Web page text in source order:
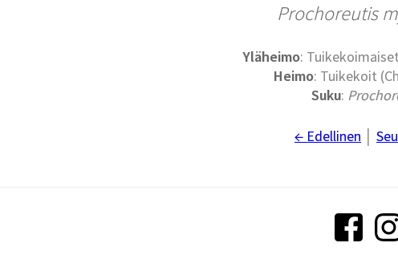
Prochoreutis
Yläheimo:
Heimo: Tuikekoit
Suku:
← Edellinen